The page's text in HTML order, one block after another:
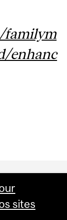
familym
enhanc
sites